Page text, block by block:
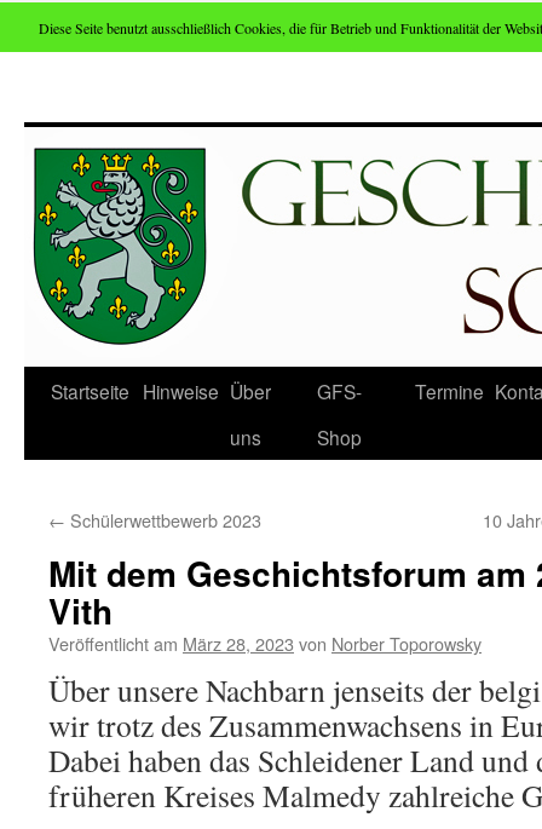
Zum
Inhalt
Startseite Hinweise Über
uns
GFS-
Shop
Termine
← Schülerwettbewerb 2023 10
Mit dem Geschichtsforum am
Vith
Veröffentlicht am März 28, 2023 von Norber Toporowsky
Über unsere Nachbarn jenseits der
wir trotz des Zusammenwachsens in
Dabei haben das Schleidener Land und
früheren Kreises Malmedy zahlreiche
Diese Seite benutzt ausschließlich Cookies, die für Betrieb und Funktionalität der